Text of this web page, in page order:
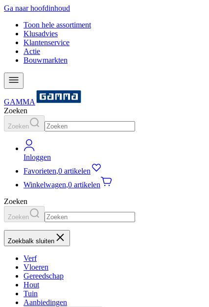
Ga naar hoofdinhoud
Toon hele assortiment
Klusadvies
Klantenservice
Actie
Bouwmarkten
GAMMA
Zoeken
Zoeken
Inloggen
Favorieten,0 artikelen
Winkelwagen,0 artikelen
Zoeken
Zoeken
Zoekbalk sluiten
Verf
Vloeren
Gereedschap
Hout
Tuin
Aanbiedingen